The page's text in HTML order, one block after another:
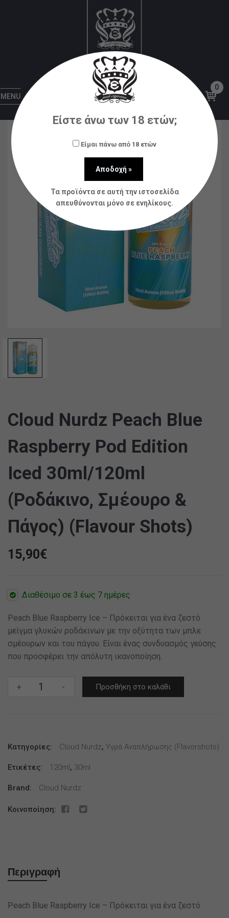
MENU
0
Υγρά αναπλήρωσης (flavorshots)
Cloud Nurdz Peach Blue Raspberry Pod
Edition Iced 30ml/120ml (Ροδάκινο, Σμέουρο &
Πάγος) (Flavour Shots)
Cloud Nurdz Peach Blue
Raspberry Pod Edition
Iced 30ml/120ml
(Ροδάκινο, Σμέουρο &
Πάγος) (Flavour Shots)
15,90€
Διαθέσιμο σε 3 έως 7 ημέρες
Peach Blue Raspberry Ice – Πρόκειται για ένα ζεστό
μείγμα γλυκών ροδάκινων με την οξύτητα των μπλε
σμέουρων και του πάγου. Είναι ένας συνδυασμός γεύσης
που προσφέρει την απόλυτη ικανοποίηση.
+
Cloud
Pod
Iced
30ml/120ml
Σμέουρο
ποσότητα
- Προσθήκη στο καλάθι
Κατηγορίες: Cloud Nurdz, Υγρά Αναπλήρωσης (flavorshots)
Ετικέτες: 120ml, 30ml
Brand: Cloud Nurdz
Κοινοποίηση:
Περιγραφή
Peach Blue Raspberry Ice – Πρόκειται για ένα ζεστό
Είστε άνω των 18 ετών;
Είμαι πάνω από 18 ετών
Τα προϊόντα σε αυτή την ιστοσελίδα
απευθύνονται μόνο σε ενηλίκους.